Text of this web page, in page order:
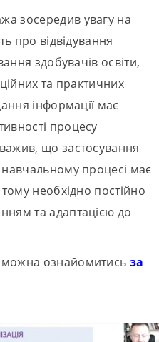
зосередив увагу на
про відвідування
здобувачів освіти,
та практичних
інформації має
процесу
що застосування
навчальному процесі має
необхідно постійно
та адаптацією до
можна ознайомитись за